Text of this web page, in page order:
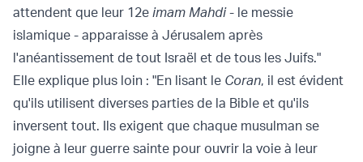
attendent que leur 12e imam Mahdi- le messie
islamique - apparaisse à Jérusalem après
l'anéantissement de tout Israël et de tous les Juifs."
Elle explique plus loin : "En lisant le Coran, il est évident
qu'ils utilisent diverses parties de la Bible et qu'ils
inversent tout. Ils exigent que chaque musulman se
joigne à leur guerre sainte pour ouvrir la voie à leur